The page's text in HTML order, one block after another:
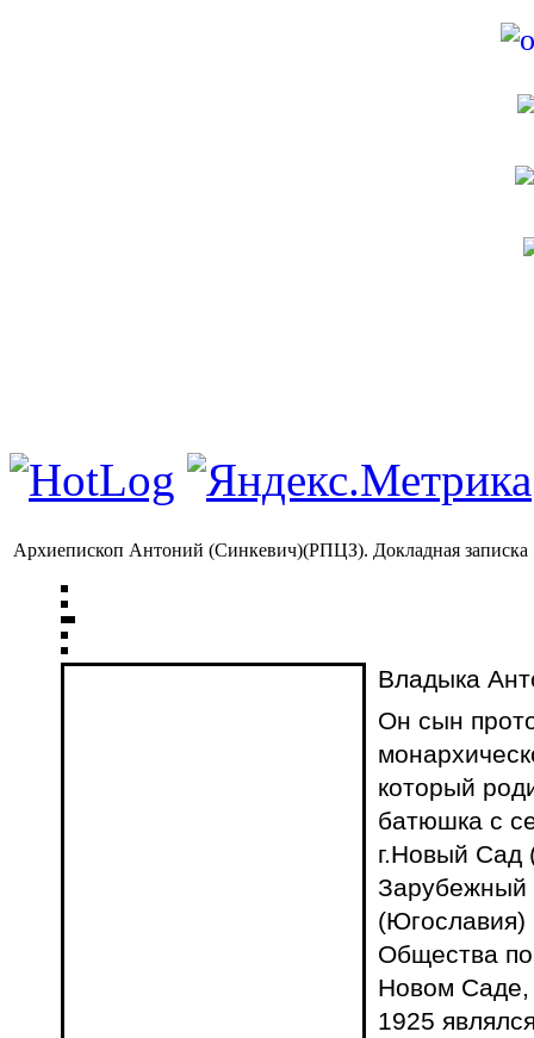
Архиепископ Антоний (Синкевич)(РПЦЗ). Докладная
Владыка
Он сын
который
батюшка с
г.Новый Сад
Зарубежный
(Югославия)
Общества
Новом Саде,
1925